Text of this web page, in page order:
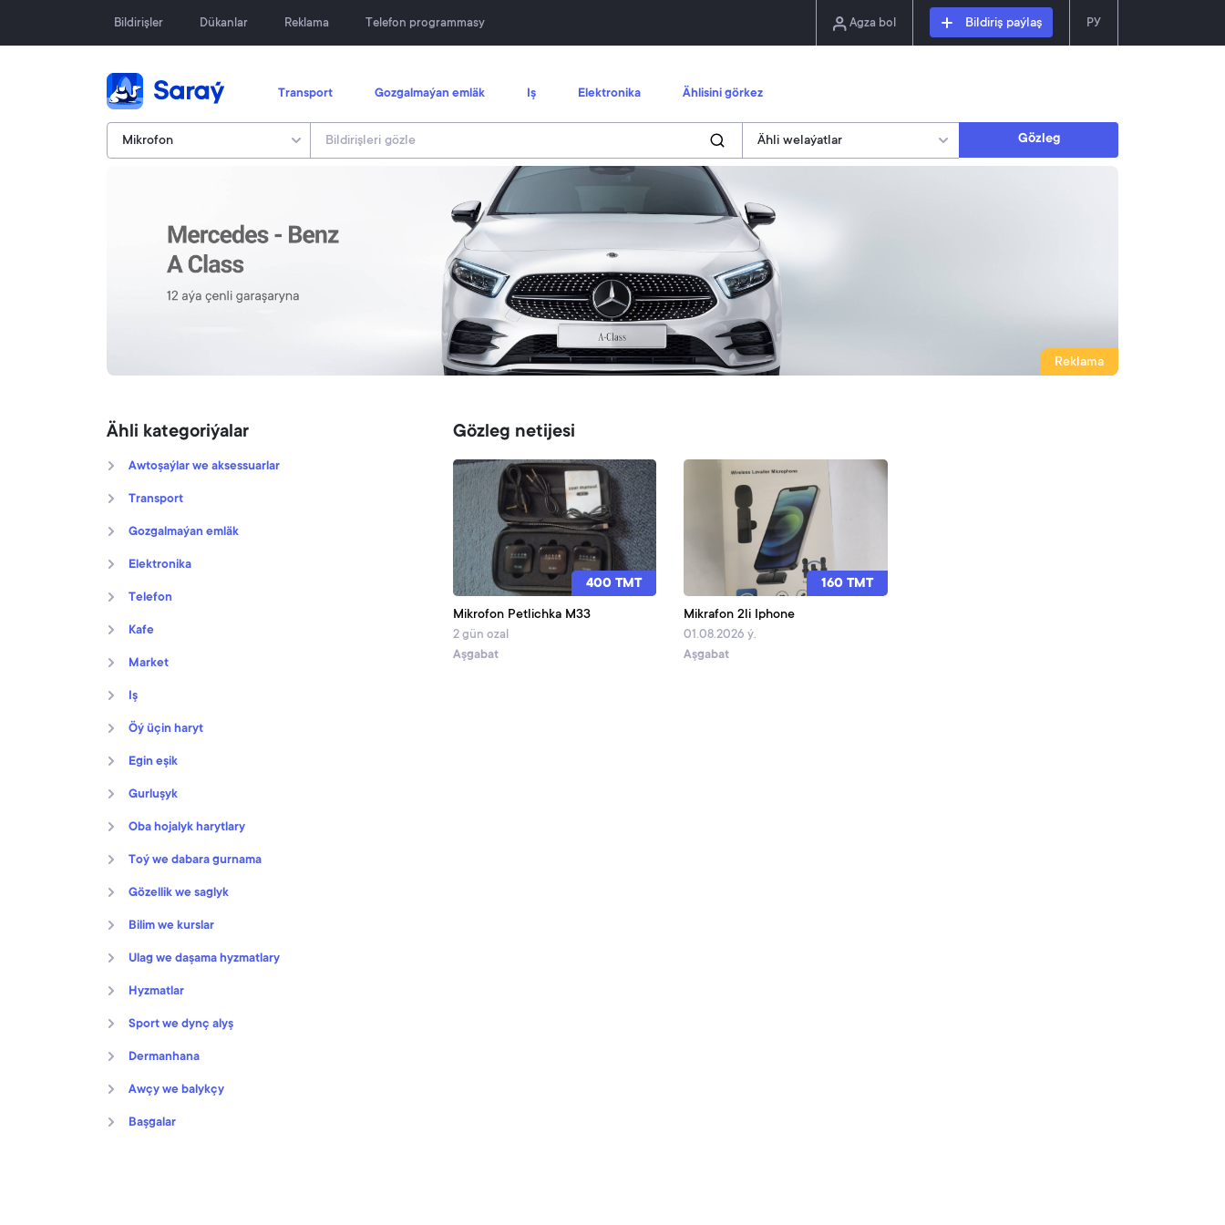
Bildirişler Dükanlar Reklama Telefon programmasy Agza bol Bildiriş paýlaş РУ
Transport Gozgalmaýan emläk Iş Elektronika Ählisini görkez
Gözleg
Reklama
Ähli kategoriýalar
Awtoşaýlar we aksessuarlar
Transport
Gozgalmaýan emläk
Elektronika
Telefon
Kafe
Market
Iş
Öý üçin haryt
Egin eşik
Gurluşyk
Oba hojalyk harytlary
Toý we dabara gurnama
Gözellik we saglyk
Bilim we kurslar
Ulag we daşama hyzmatlary
Hyzmatlar
Sport we dynç alyş
Dermanhana
Awçy we balykçy
Başgalar
Gözleg netijesi
400 TMT
Mikrofon Petlichka M33
2 gün ozal
Aşgabat
160 TMT
Mikrafon 2li Iphone
01.08.2026 ý.
Aşgabat